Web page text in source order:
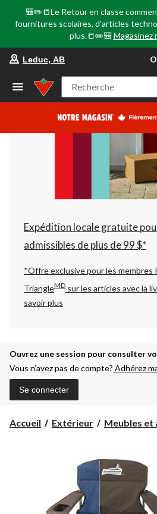
🎒✏️📒Le Retour en classe
fournitures scolaires, d'articles
plus.📒✏️🎒 Magasinez
votre
AB,
à
22:00
pour
Leduc, AB
Recherche
Expédition locale gratuite
admissibles de plus de 99 $*
*Offre exclusive pour les membres
TriangleMD sur les articles avec la
savoir plus
Ouvrez une session pour consulter
Vous n’avez pas de compte? Adhérez
Se connecter
Accueil Extérieur Meubles et